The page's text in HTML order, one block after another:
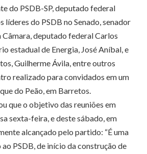
do PSDB-SP, deputado federal
líderes do PSDB no Senado, senador
Câmara, deputado federal Carlos
estadual de Energia, José Aníbal, e
Guilherme Ávila, entre outros
realizado para convidados em um
do Peão, em Barretos.
que o objetivo das reuniões em
sexta-feira, e deste sábado, em
alcançado pelo partido: “É uma
PSDB, de início da construção de